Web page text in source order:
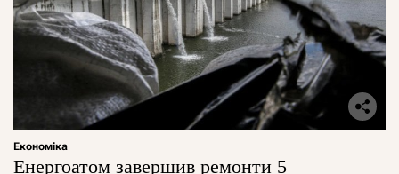
Економіка
Енергоатом завершив ремонти 5